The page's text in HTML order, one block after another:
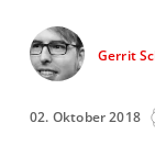
Gerrit
02. Oktober 2018